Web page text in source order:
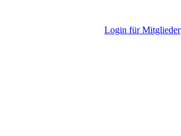
Login für Mitglieder